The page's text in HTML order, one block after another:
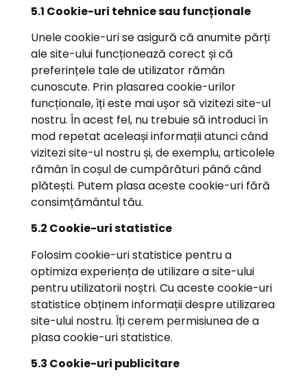
5.1 Cookie-uri tehnice sau funcționale
Unele cookie-uri se asigură că anumite părți
ale site-ului funcționează corect și că
preferințele tale de utilizator rămân
cunoscute. Prin plasarea cookie-urilor
funcționale, îți este mai ușor să vizitezi site-ul
nostru. În acest fel, nu trebuie să introduci în
mod repetat aceleași informații atunci când
vizitezi site-ul nostru și, de exemplu, articolele
rămân în coșul de cumpărături până când
plătești. Putem plasa aceste cookie-uri fără
consimțământul tău.
5.2 Cookie-uri statistice
Folosim cookie-uri statistice pentru a
optimiza experiența de utilizare a site-ului
pentru utilizatorii noștri. Cu aceste cookie-uri
statistice obținem informații despre utilizarea
site-ului nostru. Îți cerem permisiunea de a
plasa cookie-uri statistice.
5.3 Cookie-uri publicitare